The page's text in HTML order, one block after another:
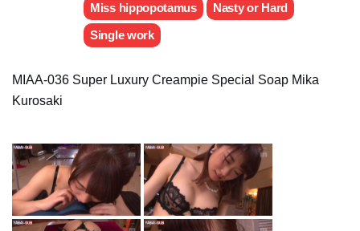
Miss hippopotamus
Nasty or Hard
Single work
MIAA-036 Super Luxury Creampie Special Soap Mika
Kurosaki